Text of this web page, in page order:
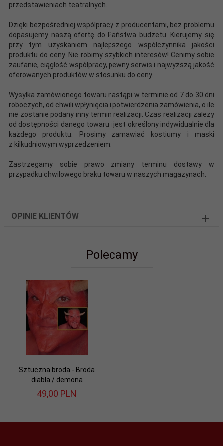
przedstawieniach teatralnych.
Dzięki bezpośredniej wspólpracy z producentami, bez problemu
dopasujemy naszą ofertę do Państwa budżetu. Kierujemy się
przy tym uzyskaniem najlepszego współczynnika jakości
produktu do ceny. Nie robimy szybkich interesów! Cenimy sobie
zaufanie, ciągłość współpracy, pewny serwis i najwyższą jakość
oferowanych produktów w stosunku do ceny.
Wysyłka zamówionego towaru nastąpi w terminie od 7 do 30 dni
roboczych, od chwili wpłynięcia i potwierdzenia zamówienia, o ile
nie zostanie podany inny termin realizacji. Czas realizacji zależy
od dostępności danego towaru i jest określony indywidualnie dla
każdego produktu. Prosimy zamawiać kostiumy i maski
z kilkudniowym wyprzedzeniem.
Zastrzegamy sobie prawo zmiany terminu dostawy w
przypadku chwilowego braku towaru w naszych magazynach.
OPINIE KLIENTÓW
Polecamy
Sztuczna broda - Broda
diabła / demona
49,00 PLN